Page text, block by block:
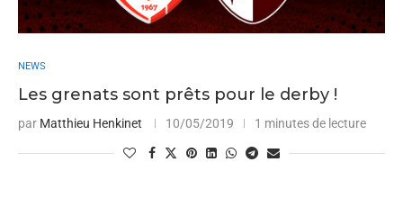
NEWS
Les grenats sont prêts pour le derby !
par Matthieu Henkinet 10/05/2019 1 minutes de lecture